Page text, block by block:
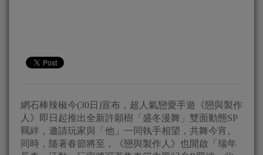
網石棒辣椒今(30日)宣布，超人氣戀愛手遊《戀與製作
人》即日起推出全新許願樹「盛冬漫舞」雙面動態SP
羈絆，邀請玩家與「他」一同執手相望，共舞今宵。
同時，隨著春節將至，《戀與製作人》也開啟「瑞年